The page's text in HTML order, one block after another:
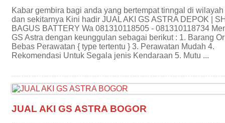
Kabar gembira bagi anda yang bertempat tinngal di
dan sekitarnya Kini hadir JUAL AKI GS ASTRA DEPOK |
BAGUS BATTERY Wa 081310118505 - 081310118734
GS Astra dengan keunggulan sebagai berikut : 1. Barang
Bebas Perawatan { type tertentu } 3. Perawatan Mudah 4.
Rekomendasi Untuk Segala jenis Kendaraan 5. Mutu ...
JUAL AKI GS ASTRA BOGOR